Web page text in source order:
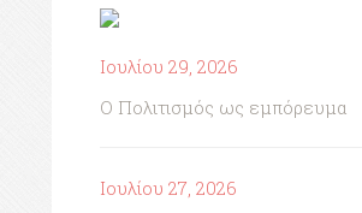
Ιουλίου 29, 2026
Ο Πολιτισμός ως εμπόρευμα
Ιουλίου 27, 2026